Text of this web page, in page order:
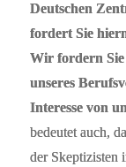
Deutschen
fordert Sie
Wir fordern
unseres
Interesse von
bedeutet auch,
der Skeptizisten